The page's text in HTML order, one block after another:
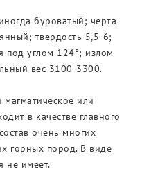
буроватый; черта
твердость 5,5-6;
под углом 124°; излом
вес 3100-3300.
или
в качестве главного
очень многих
горных пород. В виде
не имеет.